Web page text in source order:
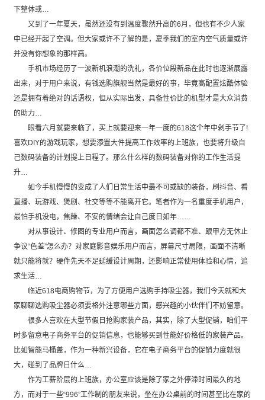
下整体或…
又到了一年夏天，虽然还没有到温度骤然升高的6月，但也有不少人家
中已经开起了空调。但大家或许不了解的是，夏季我们的室内空气质量或许
并没有你想象的那样高。
手机市场经历了一波新机浪潮的洗礼，各价位段新品在此时也逐渐展露
出来，对于用户来说，有钱选购旗舰当然是最好的事，毕竟高配置炫酷体验
还是拥有着绝对的话语权，但从实际出发，具备性价比的机型才是大众消费
的助力…
眼看六月就要来临了，买上就要迎来一年一度的618这个年中剁手节了!
喜欢DIY的游戏玩家，想要添置大件提高工作效率的上班族，也要将升级自
己数码装备的计划提上日程了。那么什么样的数码装备对你的工作生活提
升…
如今手机慢慢的变成了人们日常生活中最不可或缺的装备，刷抖音、看
直播、玩游戏、煲剧、社交等等不能离开它。笔者作为一名重度手机用户，
最怕手机没电，焦躁、不安的情绪会让自己度日如年……
对从事设计、修图的专业用户而言，画面怎么调都不准、跟甲方无休止
争议“色差”怎么办？对家庭影音娱乐用户而言，屏幕尺寸局限，画面不清晰
就只能将就？硬件先天不足延缓设计周期，还影响正常使用体验和心情，追
求生活…
临近618电商购物节，为了方便用户选购手持吸尘器，我们今天就和大
家聊聊选购吸尘器必须要格外注意哪些方面，感兴趣的小伙伴们不妨留意。
很多人喜欢在大型节假日抢购家装产品，其实，除了大型促销，咱们平
时多留意电子商务平台的促销信息，也能够买到性能好价格低的家装产品。
比如智能马桶盖，作为一种新兴设备，它在电子商务平台的促销力度就很
大，碰到了品牌日什么…
作为工薪阶层的上班族，办公室应该是除了家之外停滞时间最久的地
方，而对于一些“996”工作制的朋友来说，坐在办公桌前的时间甚至比在家的